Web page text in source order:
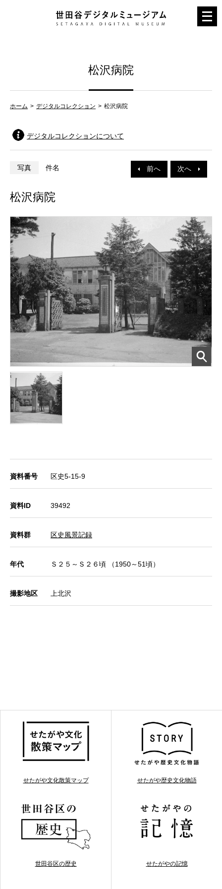
メ
ニ
松沢病院
ホーム デジタルコレクション 松沢病院
デジタルコレクションについて
前へ 次へ
写真 件名
松沢病院
資料番号 区史5-15-9
資料ID 39492
資料群 区史風景記録
年代 Ｓ２５～Ｓ２６頃 （1950～51頃）
撮影地区 上北沢
せたがや文化散策マップ せたがや歴史文化物語
世田谷区の歴史 せたがやの記憶